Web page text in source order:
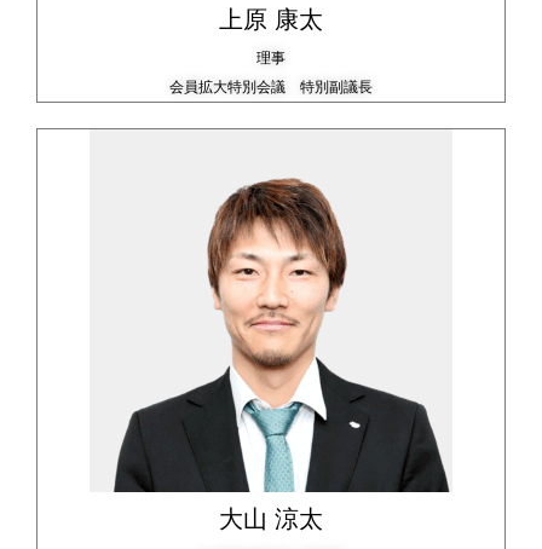
上原 康太
理事
会員拡大特別会議 特別副議長
大山 涼太